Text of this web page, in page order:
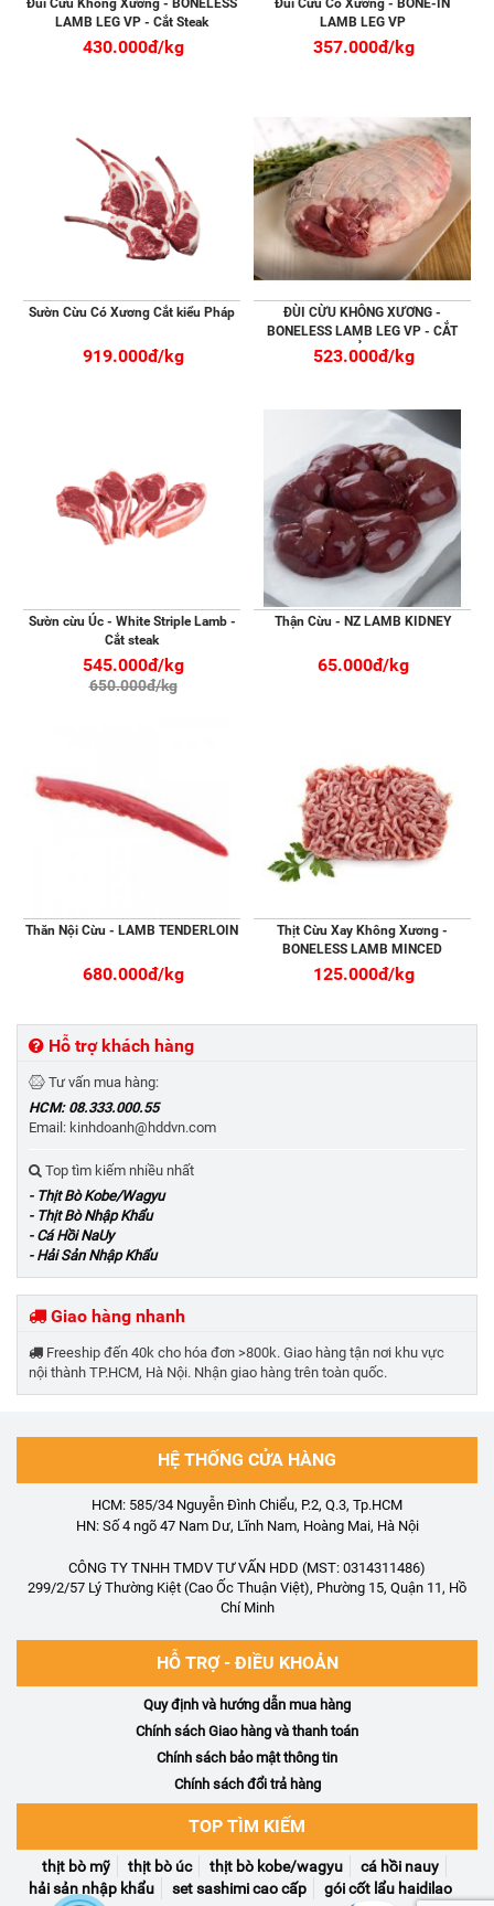
Đùi Cừu Không Xương - BONELESS
LAMB LEG VP - Cắt Steak
430.000đ/kg
Đùi Cừu Có Xương - BONE-IN
LAMB LEG VP
357.000đ/kg
Sườn Cừu Có Xương Cắt kiểu Pháp
919.000đ/kg
ĐÙI CỪU KHÔNG XƯƠNG -
BONELESS LAMB LEG VP - CẮT
MỎNG
523.000đ/kg
Sườn cừu Úc - White Striple Lamb -
Cắt steak
545.000đ/kg
650.000đ/kg
Thận Cừu - NZ LAMB KIDNEY
65.000đ/kg
Thăn Nội Cừu - LAMB TENDERLOIN
680.000đ/kg
Thịt Cừu Xay Không Xương -
BONELESS LAMB MINCED
125.000đ/kg
Hỗ trợ khách hàng
Tư vấn mua hàng:
HCM: 08.333.000.55
Email: kinhdoanh@hddvn.com
Top tìm kiếm nhiều nhất
- Thịt Bò Kobe/Wagyu
- Thịt Bò Nhập Khẩu
- Cá Hồi NaUy
- Hải Sản Nhập Khẩu
Giao hàng nhanh
Freeship đến 40k cho hóa đơn >800k. Giao hàng tận nơi khu vực
nội thành TP.HCM, Hà Nội. Nhận giao hàng trên toàn quốc.
HỆ THỐNG CỬA HÀNG
HCM: 585/34 Nguyễn Đình Chiểu, P.2, Q.3, Tp.HCM
HN: Số 4 ngõ 47 Nam Dư, Lĩnh Nam, Hoàng Mai, Hà Nội
CÔNG TY TNHH TMDV TƯ VẤN HDD (MST: 0314311486)
299/2/57 Lý Thường Kiệt (Cao Ốc Thuận Việt), Phường 15, Quận 11, Hồ
Chí Minh
HỖ TRỢ - ĐIỀU KHOẢN
Quy định và hướng dẫn mua hàng
Chính sách Giao hàng và thanh toán
Chính sách bảo mật thông tin
Chính sách đổi trả hàng
TOP TÌM KIẾM
thịt bò mỹ thịt bò úc thịt bò kobe/wagyu
cá hồi nauy
hải sản nhập khẩu
set sashimi cao cấp gói cốt lẩu haidilao